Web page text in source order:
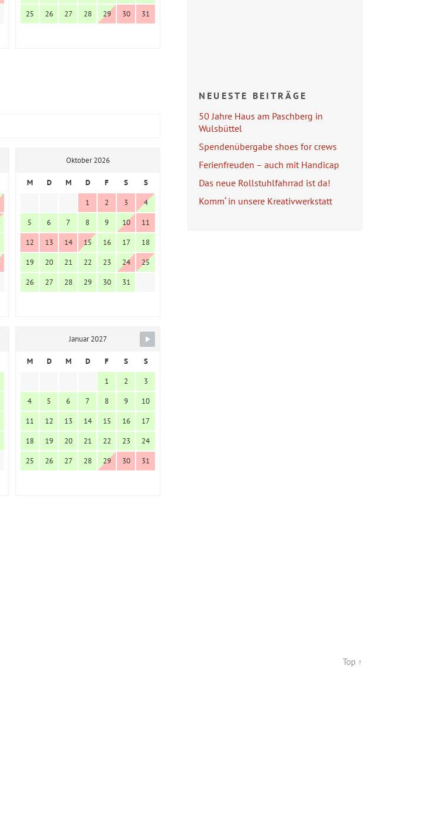
25
26 27 28 29 30 31
Oktober 2026
M D M D F S
S
1
2 3
4
5
6 7 8 9 10
11
12
13 14 15 16 17
18
19
20 21 22 23 24
25
26
27 28 29 30 31
Januar 2027
M D M D F S
S
1
2
3
4
5 6 7 8 9
10
11
12 13 14 15 16
17
18
19 20 21 22 23
24
25
26 27 28 29 30 31
NEUESTE BEITRÄGE
50 Jahre Haus am Paschberg in
Wulsbüttel
Spendenübergabe shoes for crews
Ferienfreuden – auch mit Handicap
Das neue Rollstuhlfahrrad ist da!
Komm‘ in unsere Kreativwerkstatt
Top ↑